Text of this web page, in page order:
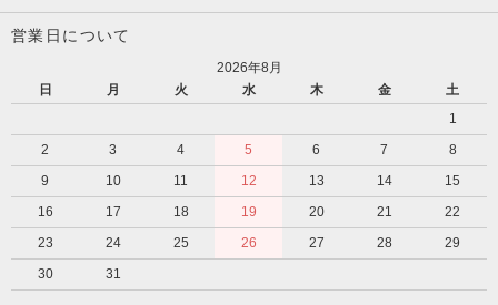
営業日について
2026年8月
日
月 火 水 木 金
土
1
2
3 4 5 6 7
8
9
10 11 12 13 14
15
16
17 18 19 20 21
22
23
24 25 26 27 28
29
30
31